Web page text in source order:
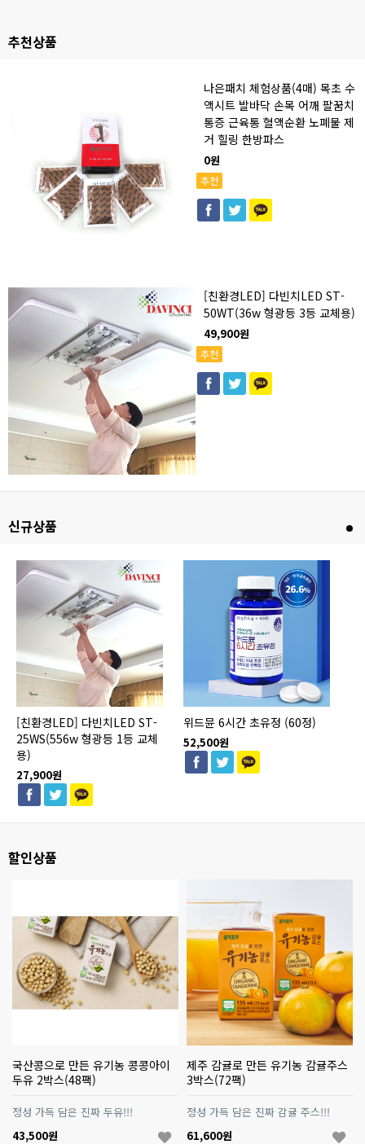
추천상품
나은패치 체험상품(4매) 목초 수
액시트 발바닥 손목 어깨 팔꿈치
통증 근육통 혈액순환 노폐물 제
거 힐링 한방파스
0원
추천
[친환경LED] 다빈치LED ST-
50WT(36w 형광등 3등 교체용)
49,900원
추천
신규상품
[친환경LED] 다빈치LED ST-
25WS(556w 형광등 1등 교체
용)
27,900원
위드뮨 6시간 초유정 (60정)
52,500원
할인상품
국산콩으로 만든 유기농 콩콩아이
두유 2박스(48팩)
정성 가득 담은 진짜 두유!!!
43,500원
제주 감귤로 만든 유기농 감귤주스
3박스(72팩)
정성 가득 담은 진짜 감귤 주스!!!
61,600원